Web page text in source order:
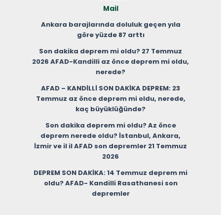
Mail
Ankara barajlarında doluluk geçen yıla
göre yüzde 87 arttı
Son dakika deprem mi oldu? 27 Temmuz
2026 AFAD-Kandilli az önce deprem mi oldu,
nerede?
AFAD – KANDİLLİ SON DAKİKA DEPREM: 23
Temmuz az önce deprem mi oldu, nerede,
kaç büyüklüğünde?
Son dakika deprem mi oldu? Az önce
deprem nerede oldu? İstanbul, Ankara,
İzmir ve il il AFAD son depremler 21 Temmuz
2026
DEPREM SON DAKİKA: 14 Temmuz deprem mi
oldu? AFAD- Kandilli Rasathanesi son
depremler